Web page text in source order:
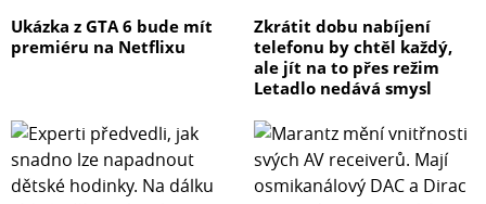
Ukázka z GTA 6 bude mít
premiéru na Netflixu
Zkrátit dobu nabíjení
telefonu by chtěl každý,
ale jít na to přes režim
Letadlo nedává smysl